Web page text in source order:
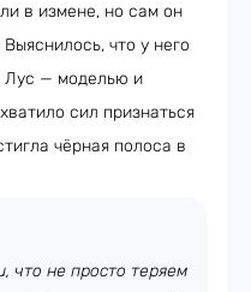
в измене, но сам он
что у него
Лус — моделью и
сил признаться
чёрная полоса в
что не просто теряем